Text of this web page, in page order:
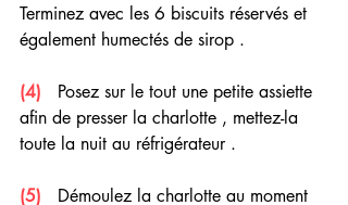
Terminez avec les 6 biscuits réservés et
également humectés de sirop .
(4)
  Posez sur le tout une petite assiette
afin de presser la charlotte , mettez-la
toute la nuit au réfrigérateur .
(5)
Démoulez la charlotte au moment